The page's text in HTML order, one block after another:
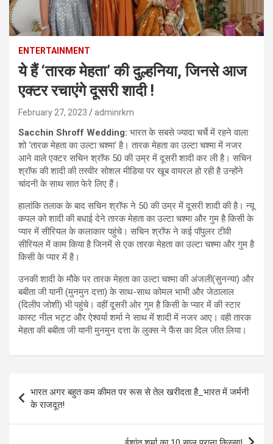
ENTERTAINMENT
ये हैं ‘तारक मेहता’ की दुल्हनिया, जिनसे आज
एक्टर रचाएंगे दूसरी शादी !
February 27, 2023 adminrkm
Sacchin Shroff Wedding: भारत के सबसे ज्यादा चर्चे में रहने वाला
शो ‘तारक मेहता का उल्टा चश्मा’ है। तारक मेहता का उल्टा चश्मा में नजर
आने वाले एक्टर सचिन श्रॉफ 50 की उम्र में दूसरी शादी कर ली है। सचिन
श्रॉफ की शादी की तस्वीर सोशल मीडिया पर खूब वायरल हो रही है उन्होंने
चांदनी के साथ सात फेरे लिए हैं।
हालांकि तलाक के बाद सचिन श्रॉफ ने 50 की उम्र में दूसरी शादी की है। न्यू
कपल को शादी की बधाई देने तारक मेहता का उल्टा चश्मा और गुम है किसी के
प्यार में सीरियल के कलाकार पहुंचे। सचिन श्रॉफ ने कई पॉपुलर टीवी
सीरियल में काम किया है जिनमें से एक तारक मेहता का उल्टा चश्मा और गुम है
किसी के प्यार में है।
उनकी शादी के मौके पर तारक मेहता का उल्टा चश्मा की अंजली(सुनन्या) और
बबीता जी यानी (मुनमुन दत्ता) के साथ-साथ कोमल भाभी और जेठालाल
(दिलीप जोशी) भी पहुंचे। वहीं दूसरी ओर गुम है किसी के प्यार में की स्टार
कास्ट नील भट्ट और ऐश्वर्या शर्मा ने साथ में शादी में नजर आए। वही तारक
मेहता की बबीता जी यानी मुनमुन दत्ता के लुक्स ने फैंस का दिल जीत लिया।
navigation
भारत अगर बहुत कम कीमत पर रूस से तेल खरीदता है_भारत में जर्मनी
के राजदूत!